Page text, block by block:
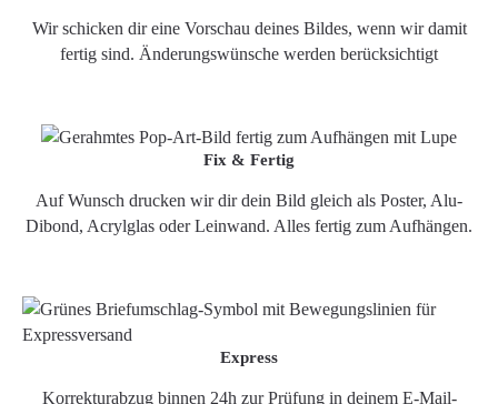
Wir schicken dir eine Vorschau deines Bildes, wenn wir damit
fertig sind. Änderungswünsche werden berücksichtigt
Fix & Fertig
Auf Wunsch drucken wir dir dein Bild gleich als Poster, Alu-
Dibond, Acrylglas oder Leinwand. Alles fertig zum Aufhängen.
Express
Korrekturabzug binnen 24h zur Prüfung in deinem E-Mail-